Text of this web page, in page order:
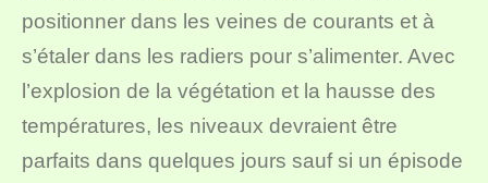
positionner dans les veines de courants et à
s’étaler dans les radiers pour s’alimenter. Avec
l’explosion de la végétation et la hausse des
températures, les niveaux devraient être
parfaits dans quelques jours sauf si un épisode